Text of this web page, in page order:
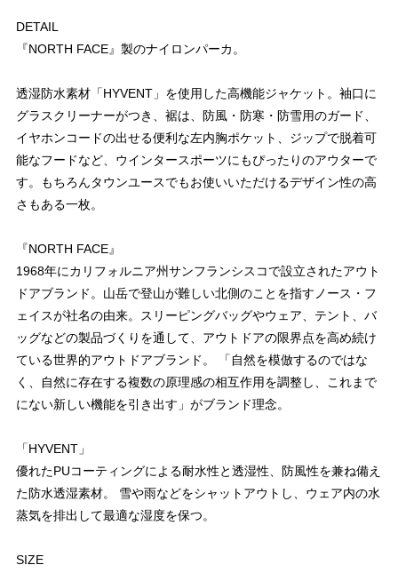
DETAIL
『NORTH FACE』製のナイロンパーカ。
透湿防水素材「HYVENT」を使用した高機能ジャケット。袖口に
グラスクリーナーがつき、裾は、防風・防寒・防雪用のガード、
イヤホンコードの出せる便利な左内胸ポケット、ジップで脱着可
能なフードなど、ウインタースポーツにもぴったりのアウターで
す。もちろんタウンユースでもお使いいただけるデザイン性の高
さもある一枚。
『NORTH FACE』
1968年にカリフォルニア州サンフランシスコで設立されたアウト
ドアブランド。山岳で登山が難しい北側のことを指すノース・フ
ェイスが社名の由来。スリーピングバッグやウェア、テント、バ
ッグなどの製品づくりを通して、アウトドアの限界点を高め続け
ている世界的アウトドアブランド。 「自然を模倣するのではな
く、自然に存在する複数の原理感の相互作用を調整し、これまで
にない新しい機能を引き出す」がブランド理念。
「HYVENT」
優れたPUコーティングによる耐水性と透湿性、防風性を兼ね備え
た防水透湿素材。 雪や雨などをシャットアウトし、ウェア内の水
蒸気を排出して最適な湿度を保つ。
SIZE